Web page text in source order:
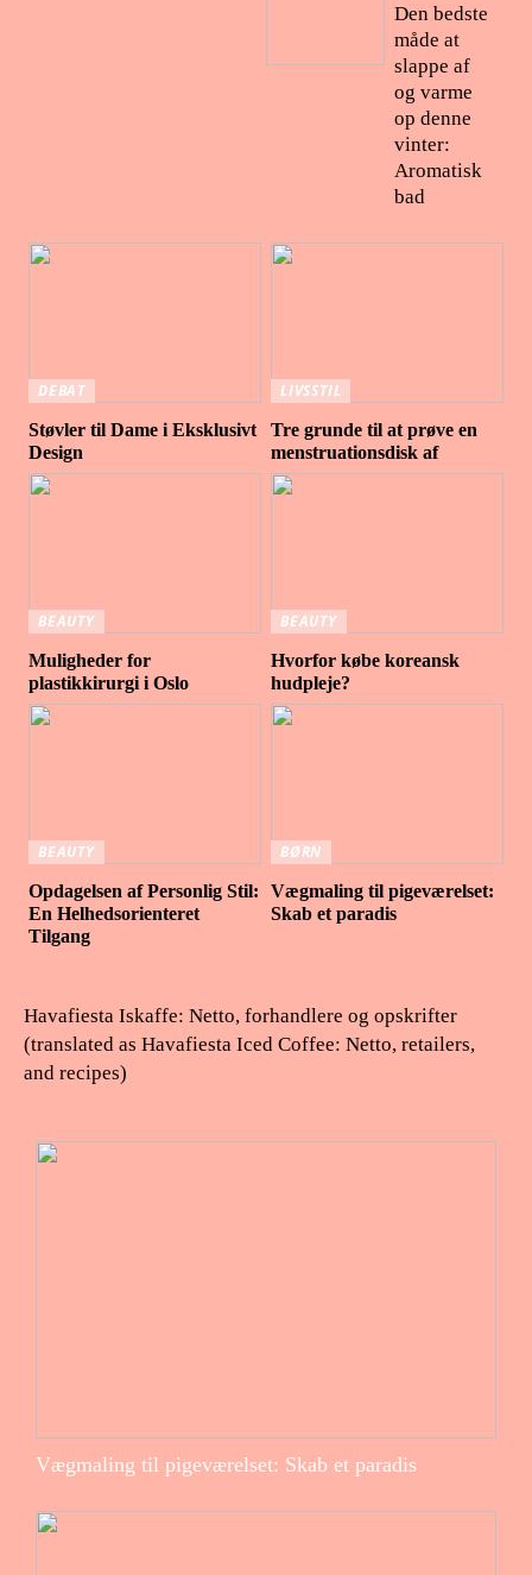
Den bedste
måde at
slappe af
og varme
op denne
vinter:
Aromatisk
bad
DEBAT
Støvler til Dame i Eksklusivt
Design
LIVSSTIL
Tre grunde til at prøve en
menstruationsdisk af
BEAUTY
Muligheder for
plastikkirurgi i Oslo
BEAUTY
Hvorfor købe koreansk
hudpleje?
BEAUTY
Opdagelsen af Personlig Stil:
En Helhedsorienteret
Tilgang
BØRN
Vægmaling til pigeværelset:
Skab et paradis
Havafiesta Iskaffe: Netto, forhandlere og opskrifter
(translated as Havafiesta Iced Coffee: Netto, retailers,
and recipes)
Vægmaling til pigeværelset: Skab et paradis